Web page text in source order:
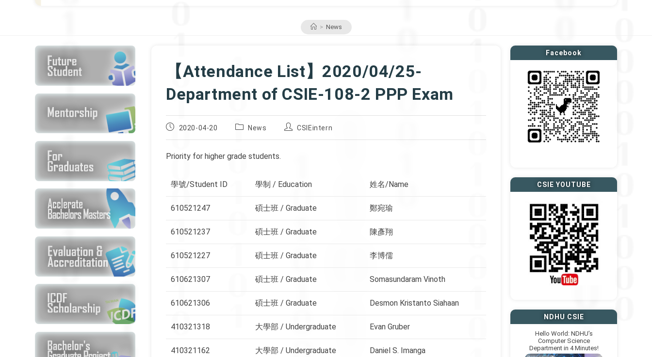
> News
【Attendance List】2020/04/25-
Department of CSIE-108-2 PPP Exam
Post
2020-04-20
Post
News
Post
CSIEintern
Priority for higher grade students.
學號/Student ID 學制 / Education 姓名/Name
610521247 碩士班 / Graduate 鄭宛瑜
610521237 碩士班 / Graduate 陳彥翔
610521227 碩士班 / Graduate 李博儒
610621307 碩士班 / Graduate Somasundaram Vinoth
610621306 碩士班 / Graduate Desmon Kristanto Siahaan
410321318 大學部 / Undergraduate Evan Gruber
410321162 大學部 / Undergraduate Daniel S. Imanga
Facebook
CSIE YOUTUBE
NDHU CSIE
Hello World: NDHU’s
Computer Science
Department in 4 Minutes!